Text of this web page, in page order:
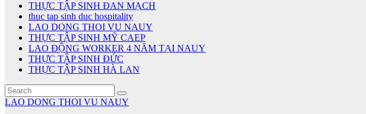
THỰC TẬP SINH ĐAN MẠCH
thuc tap sinh duc hospitality
LAO DONG THOI VU NAUY
THỰC TẬP SINH MỸ CAEP
LAO ĐỘNG WORKER 4 NĂM TẠI NAUY
THỰC TẬP SINH ĐỨC
THỰC TẬP SINH HÀ LAN
LAO DONG THOI VU NAUY